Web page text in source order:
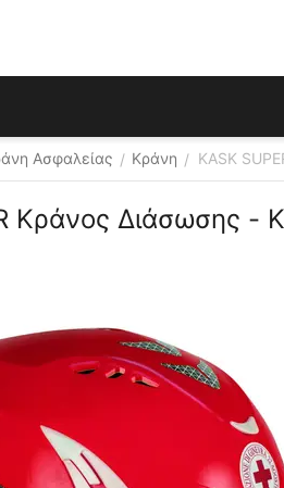
Ασφαλείας / Κράνη / KASK
Κράνος Διάσωσης -